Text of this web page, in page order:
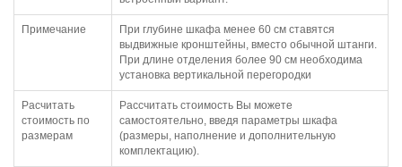
Примечание
При глубине шкафа менее 60 см ставятся
выдвижные кронштейны, вместо обычной штанги.
При длине отделения более 90 см необходима
установка вертикальной перегородки
Расчитать
стоимость по
размерам
Рассчитать стоимость Вы можете
самостоятельно, введя параметры шкафа
(размеры, наполнение и дополнительную
комплектацию).